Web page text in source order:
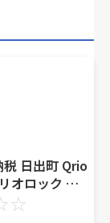
日出町 Qrio
オロック ス
で操作でき
ック
☆